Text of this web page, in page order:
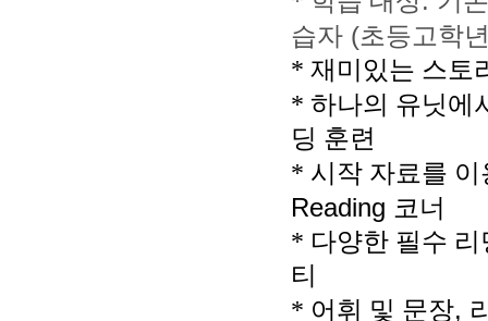
습자(초등고학
* 재미있는 스토
* 하나의 유닛에
딩 훈련
* 시작 자료를
Reading 코너
* 다양한 필수
티
* 어휘 및 문장,